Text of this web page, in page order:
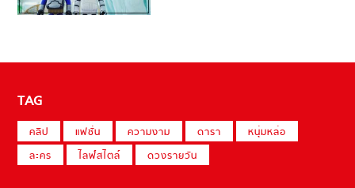
TAG
คลิป แฟชั่น ความงาม ดารา
หนุ่มหล่อ
ละคร
ไลฟ์สไตล์ ดวงรายวัน